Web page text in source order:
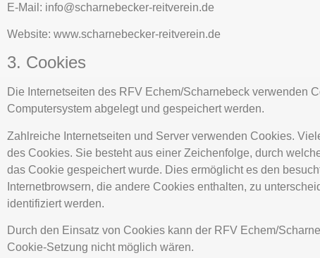
E-Mail: info@scharnebecker-reitverein.de
Website: www.scharnebecker-reitverein.de
3. Cookies
Die Internetseiten des RFV Echem/Scharnebeck verwenden
Computersystem abgelegt und gespeichert werden.
Zahlreiche Internetseiten und Server verwenden Cookies.
des Cookies. Sie besteht aus einer Zeichenfolge, durch
das Cookie gespeichert wurde. Dies ermöglicht es den
Internetbrowsern, die andere Cookies enthalten, zu
identifiziert werden.
Durch den Einsatz von Cookies kann der RFV Echem/
Cookie-Setzung nicht möglich wären.